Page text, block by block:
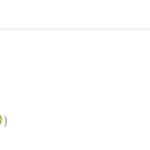
）